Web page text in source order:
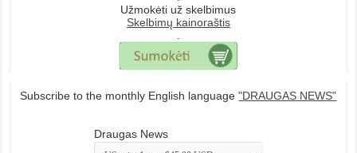
Užmokėti už skelbimus
Skelbimų kainoraštis
Subscribe to the monthly English language"DRAUGAS NEWS"
Draugas News